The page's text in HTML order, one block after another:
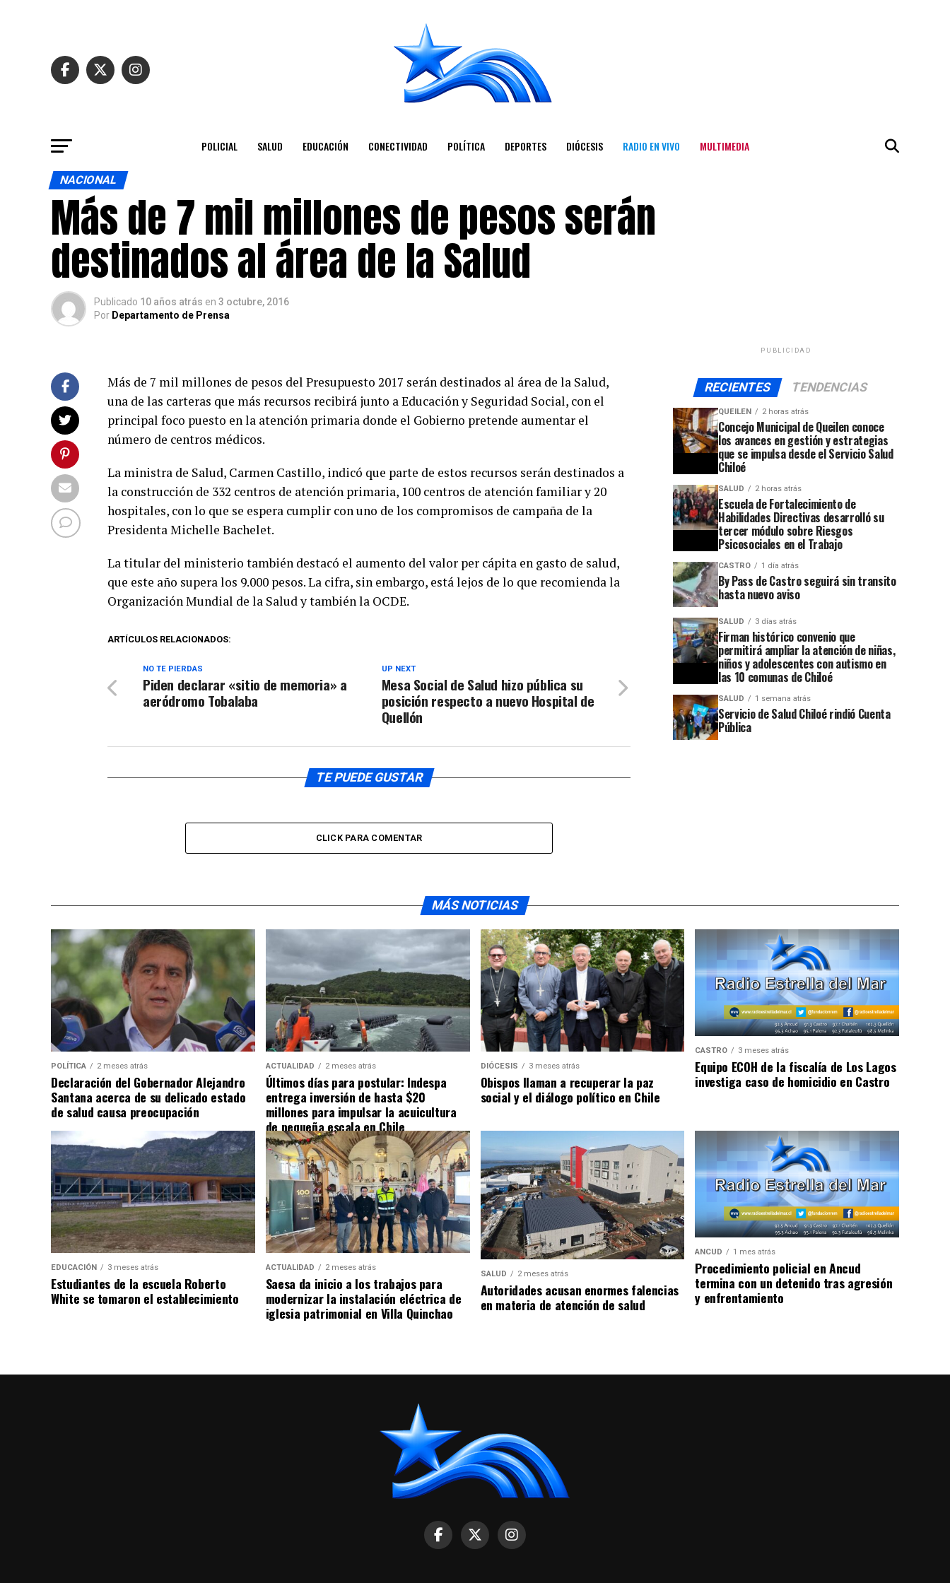
POLICIAL SALUD EDUCACIÓN CONECTIVIDAD POLÍTICA DEPORTES DIÓCESIS RADIO EN VIVO MULTIMEDIA
NACIONAL
Más de 7 mil millones de pesos serán
destinados al área de la Salud
Publicado 10 años atrás en 3 octubre, 2016
Por Departamento de Prensa
Más de 7 mil millones de pesos del Presupuesto 2017 serán destinados al área de la Salud,
una de las carteras que más recursos recibirá junto a Educación y Seguridad Social, con el
principal foco puesto en la atención primaria donde el Gobierno pretende aumentar el
número de centros médicos.
La ministra de Salud, Carmen Castillo, indicó que parte de estos recursos serán destinados a
la construcción de 332 centros de atención primaria, 100 centros de atención familiar y 20
hospitales, con lo que se espera cumplir con uno de los compromisos de campaña de la
Presidenta Michelle Bachelet.
La titular del ministerio también destacó el aumento del valor per cápita en gasto de salud,
que este año supera los 9.000 pesos. La cifra, sin embargo, está lejos de lo que recomienda la
Organización Mundial de la Salud y también la OCDE.
ARTÍCULOS RELACIONADOS:
UP NEXT
Mesa Social de Salud hizo pública su
posición respecto a nuevo Hospital de
Quellón
NO TE PIERDAS
Piden declarar «sitio de memoria» a
aeródromo Tobalaba
TE PUEDE GUSTAR
CLICK PARA COMENTAR
PUBLICIDAD
RECIENTES TENDENCIAS
QUEILEN 2 horas atrás
Concejo Municipal de Queilen conoce
los avances en gestión y estrategias
que se impulsa desde el Servicio Salud
Chiloé
SALUD 2 horas atrás
Escuela de Fortalecimiento de
Habilidades Directivas desarrolló su
tercer módulo sobre Riesgos
Psicosociales en el Trabajo
CASTRO 1 día atrás
By Pass de Castro seguirá sin transito
hasta nuevo aviso
SALUD 3 días atrás
Firman histórico convenio que
permitirá ampliar la atención de niñas,
niños y adolescentes con autismo en
las 10 comunas de Chiloé
SALUD 1 semana atrás
Servicio de Salud Chiloé rindió Cuenta
Pública
MÁS NOTICIAS
POLÍTICA 2 meses atrás
Declaración del Gobernador Alejandro
Santana acerca de su delicado estado
de salud causa preocupación
ACTUALIDAD 2 meses atrás
Últimos días para postular: Indespa
entrega inversión de hasta $20
millones para impulsar la acuicultura
de pequeña escala en Chile
DIÓCESIS 3 meses atrás
Obispos llaman a recuperar la paz
social y el diálogo político en Chile
CASTRO 3 meses atrás
Equipo ECOH de la fiscalía de Los Lagos
investiga caso de homicidio en Castro
EDUCACIÓN 3 meses atrás
Estudiantes de la escuela Roberto
White se tomaron el establecimiento
ACTUALIDAD 2 meses atrás
Saesa da inicio a los trabajos para
modernizar la instalación eléctrica de
iglesia patrimonial en Villa Quinchao
SALUD 2 meses atrás
Autoridades acusan enormes falencias
en materia de atención de salud
ANCUD 1 mes atrás
Procedimiento policial en Ancud
termina con un detenido tras agresión
y enfrentamiento